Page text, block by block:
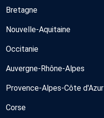
Bretagne
Nouvelle-Aquitaine
Occitanie
Auvergne-Rhône-Alpes
Provence-Alpes-Côte d'Azur
Corse